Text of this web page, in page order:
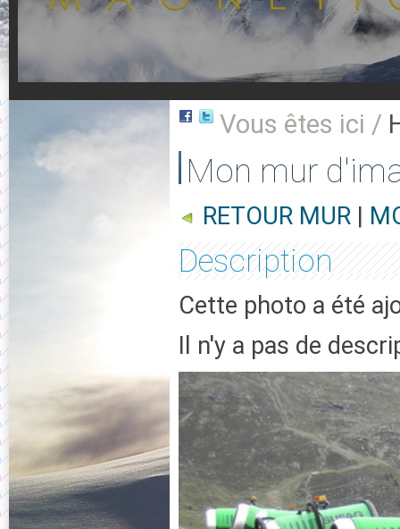
Vous êtes ici /
Mon mur
RETOUR MUR |
Description
Cette photo a été
Il n'y a pas de